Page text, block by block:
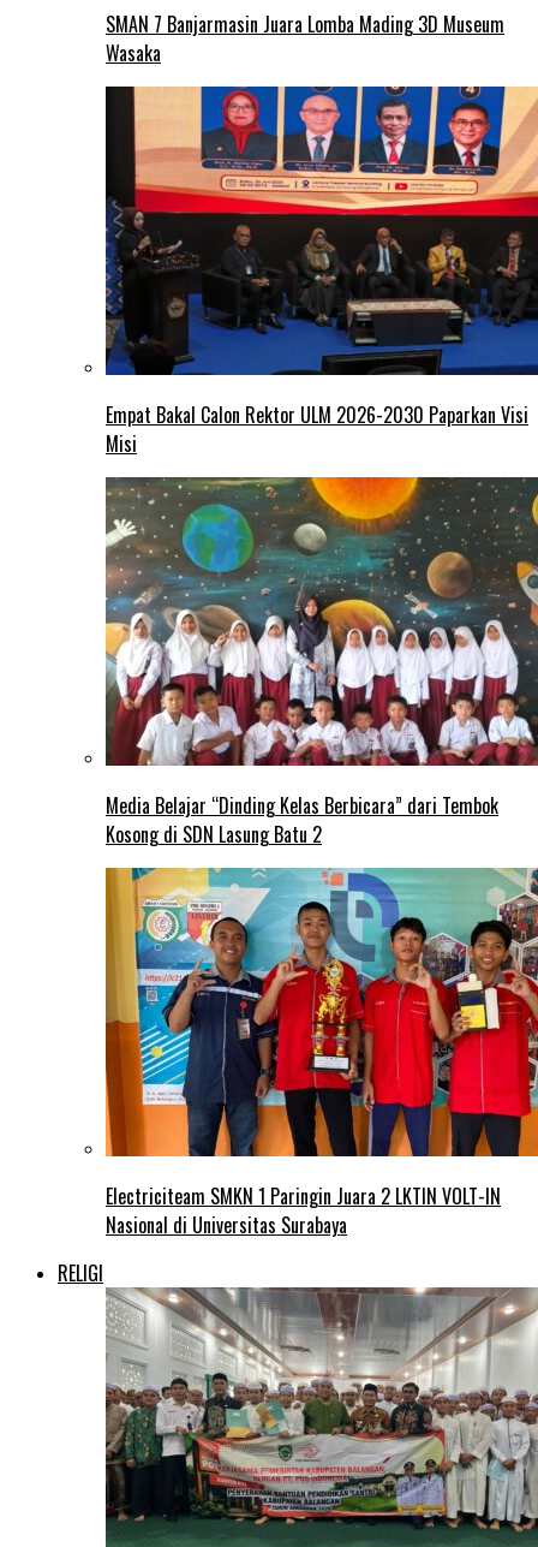
SMAN 7 Banjarmasin Juara Lomba Mading 3D Museum
Wasaka
Empat Bakal Calon Rektor ULM 2026-2030 Paparkan Visi
Misi
Media Belajar “Dinding Kelas Berbicara” dari Tembok
Kosong di SDN Lasung Batu 2
Electriciteam SMKN 1 Paringin Juara 2 LKTIN VOLT-IN
Nasional di Universitas Surabaya
RELIGI